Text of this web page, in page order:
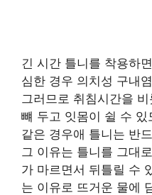
긴 시간 틀니를 착용하
심한 경우 의치성 구내
그러므로 취침시간을
뺴 두고 잇몸이 쉴 수
같은 경우애 틀니는 반
그 이유는 틀니를 그대
가 마르면서 뒤틀릴 수
는 이유로 뜨거운 물에